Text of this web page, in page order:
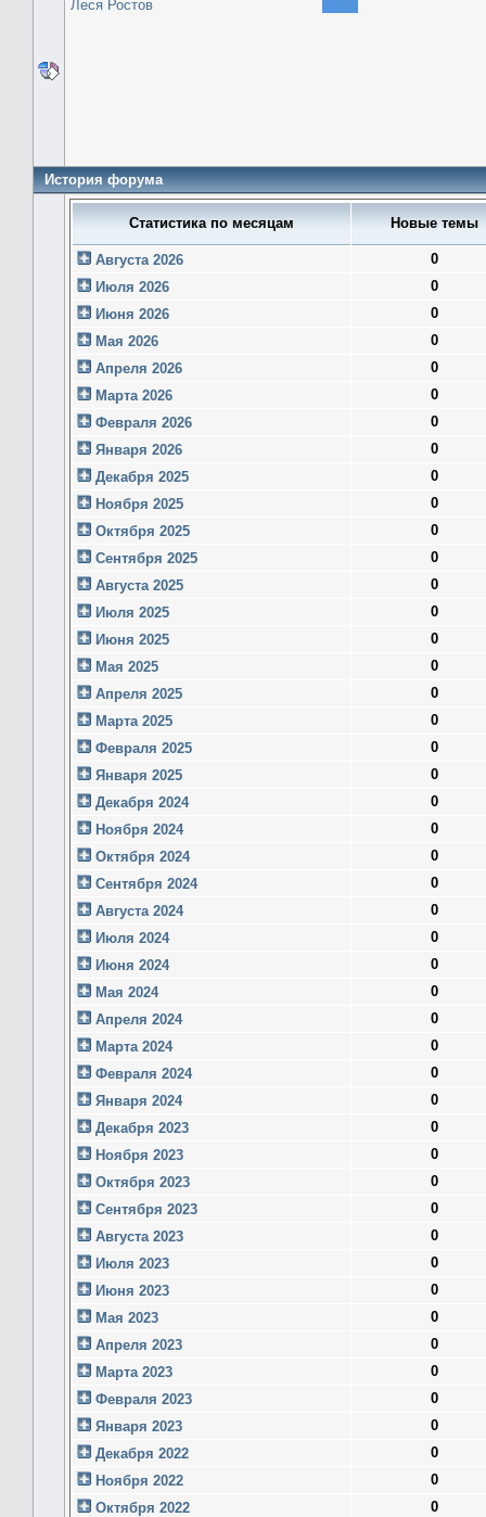
Леся Ростов
История форума
Статистика по месяцам Новые темы
Августа 2026
0
Июля 2026
0
Июня 2026
0
Мая 2026
0
Апреля 2026
0
Марта 2026
0
Февраля 2026
0
Января 2026
0
Декабря 2025
0
Ноября 2025
0
Октября 2025
0
Сентября 2025
0
Августа 2025
0
Июля 2025
0
Июня 2025
0
Мая 2025
0
Апреля 2025
0
Марта 2025
0
Февраля 2025
0
Января 2025
0
Декабря 2024
0
Ноября 2024
0
Октября 2024
0
Сентября 2024
0
Августа 2024
0
Июля 2024
0
Июня 2024
0
Мая 2024
0
Апреля 2024
0
Марта 2024
0
Февраля 2024
0
Января 2024
0
Декабря 2023
0
Ноября 2023
0
Октября 2023
0
Сентября 2023
0
Августа 2023
0
Июля 2023
0
Июня 2023
0
Мая 2023
0
Апреля 2023
0
Марта 2023
0
Февраля 2023
0
Января 2023
0
Декабря 2022
0
Ноября 2022
0
Октября 2022
0